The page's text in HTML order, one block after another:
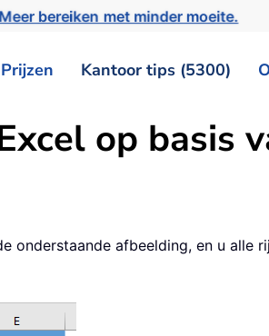
Meer bereiken met minder moeite.
Prijzen Kantoor tips (5300)
op basis
onderstaande afbeelding, en u